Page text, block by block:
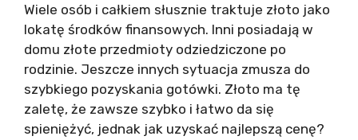
Wiele osób i całkiem słusznie traktuje złoto jako
lokatę środków finansowych. Inni posiadają w
domu złote przedmioty odziedziczone po
rodzinie. Jeszcze innych sytuacja zmusza do
szybkiego pozyskania gotówki. Złoto ma tę
zaletę, że zawsze szybko i łatwo da się
spieniężyć, jednak jak uzyskać najlepszą cenę?